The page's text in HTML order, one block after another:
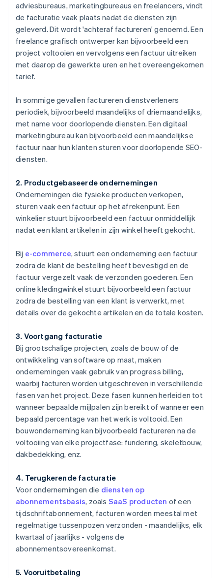
adviesbureaus, marketingbureaus en freelancers, vindt
de facturatie vaak plaats nadat de diensten zijn
geleverd. Dit wordt 'achteraf factureren' genoemd. Een
freelance grafisch ontwerper kan bijvoorbeeld een
project voltooien en vervolgens een factuur uitreiken
met daarop de gewerkte uren en het overeengekomen
tarief.
In sommige gevallen factureren dienstverleners
periodiek, bijvoorbeeld maandelijks of driemaandelijks,
met name voor doorlopende diensten. Een digitaal
marketingbureau kan bijvoorbeeld een maandelijkse
factuur naar hun klanten sturen voor doorlopende SEO-
diensten.
2. Productgebaseerde ondernemingen
Ondernemingen die fysieke producten verkopen,
sturen vaak een factuur op het afrekenpunt. Een
winkelier stuurt bijvoorbeeld een factuur onmiddellijk
nadat een klant artikelen in zijn winkel heeft gekocht.
Bij e-commerce, stuurt een onderneming een factuur
zodra de klant de bestelling heeft bevestigd en de
factuur vergezelt vaak de verzonden goederen. Een
online kledingwinkel stuurt bijvoorbeeld een factuur
zodra de bestelling van een klant is verwerkt, met
details over de gekochte artikelen en de totale kosten.
3. Voortgang facturatie
Bij grootschalige projecten, zoals de bouw of de
ontwikkeling van software op maat, maken
ondernemingen vaak gebruik van progress billing,
waarbij facturen worden uitgeschreven in verschillende
fasen van het project. Deze fasen kunnen herleiden tot
wanneer bepaalde mijlpalen zijn bereikt of wanneer een
bepaald percentage van het werk is voltooid. Een
bouwonderneming kan bijvoorbeeld factureren na de
voltooiing van elke projectfase: fundering, skeletbouw,
dakbedekking, enz.
4. Terugkerende facturatie
Voor ondernemingen die diensten op
abonnementsbasis, zoals SaaS producten of een
tijdschriftabonnement, facturen worden meestal met
regelmatige tussenpozen verzonden - maandelijks, elk
kwartaal of jaarlijks - volgens de
abonnementsovereenkomst.
5. Vooruitbetaling